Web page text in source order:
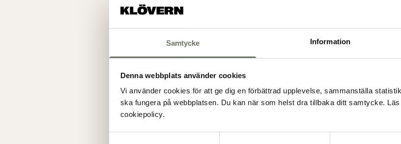
Samtycke Information
Denna webbplats använder cookies
Vi använder cookies för att ge dig en förbättrad upplevelse, sammanställa
ska fungera på webbplatsen. Du kan när som helst dra tillbaka ditt samtycke.
cookiepolicy.
Emissionslikviden från de Gröna Obligationerna kommer att användas i
"Vi är stolta över att framgångsrikt ha emitterat vår första gröna
är ett kvitto på marknadens förtroende för vår strategi och våra högt
investerare innebär det en möjlighet att vara med och finansiera gröna
Genom våra gröna obligationer breddar vi vår finansieringsbas och
pågående tillväxtresa”, säger Rickard Langerfors, vd i Klövern.
”Vi är som största ägare glada över det stora institutionella intresset från